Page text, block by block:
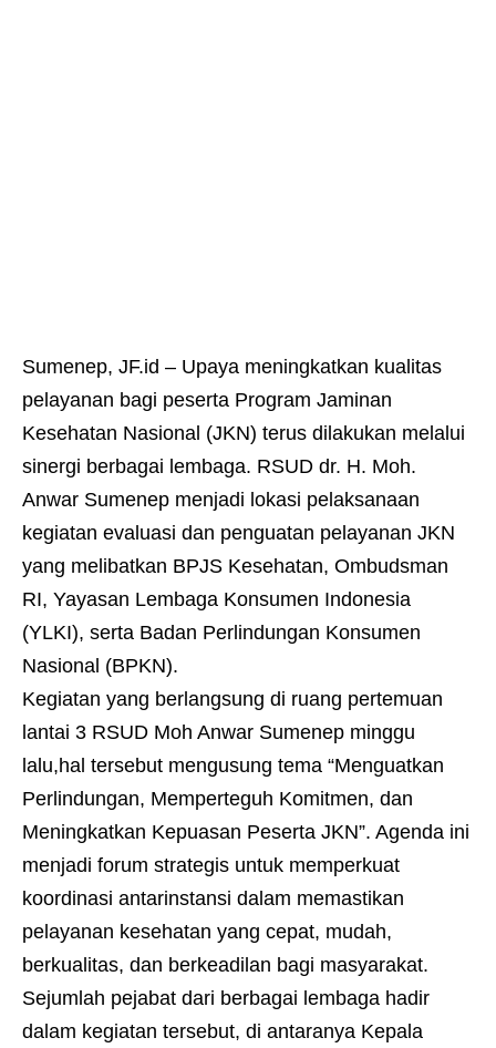
Sumenep, JF.id – Upaya meningkatkan kualitas
pelayanan bagi peserta Program Jaminan
Kesehatan Nasional (JKN) terus dilakukan melalui
sinergi berbagai lembaga. RSUD dr. H. Moh.
Anwar Sumenep menjadi lokasi pelaksanaan
kegiatan evaluasi dan penguatan pelayanan JKN
yang melibatkan BPJS Kesehatan, Ombudsman
RI, Yayasan Lembaga Konsumen Indonesia
(YLKI), serta Badan Perlindungan Konsumen
Nasional (BPKN).
Kegiatan yang berlangsung di ruang pertemuan
lantai 3 RSUD Moh Anwar Sumenep minggu
lalu,hal tersebut mengusung tema “Menguatkan
Perlindungan, Memperteguh Komitmen, dan
Meningkatkan Kepuasan Peserta JKN”. Agenda ini
menjadi forum strategis untuk memperkuat
koordinasi antarinstansi dalam memastikan
pelayanan kesehatan yang cepat, mudah,
berkualitas, dan berkeadilan bagi masyarakat.
Sejumlah pejabat dari berbagai lembaga hadir
dalam kegiatan tersebut, di antaranya Kepala